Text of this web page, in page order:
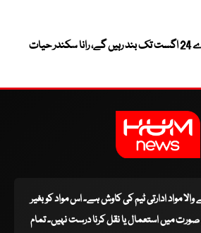
حیات
والا مواد ادارتی ٹیم کی کاوش ہے۔ اس مواد کو بغیر
میں استعمال یا نقل کرنا درست نہیں۔ تمام